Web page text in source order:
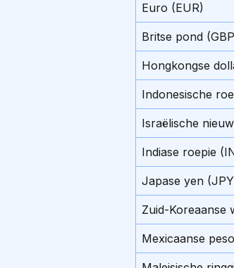
Euro (EUR)
Britse pond
Hongkongse
Indonesische
Israëlische
Indiase roepie
Japase yen
Zuid-Koreaanse
Mexicaanse